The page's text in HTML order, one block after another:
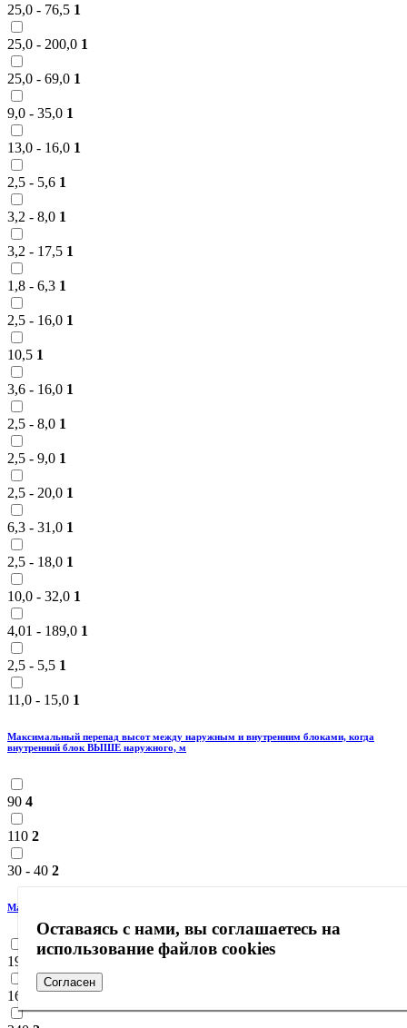
25,0 - 76,5 1
25,0 - 200,0 1
25,0 - 69,0 1
9,0 - 35,0 1
13,0 - 16,0 1
2,5 - 5,6 1
3,2 - 8,0 1
3,2 - 17,5 1
1,8 - 6,3 1
2,5 - 16,0 1
10,5 1
3,6 - 16,0 1
2,5 - 8,0 1
2,5 - 9,0 1
2,5 - 20,0 1
6,3 - 31,0 1
2,5 - 18,0 1
10,0 - 32,0 1
4,01 - 189,0 1
2,5 - 5,5 1
11,0 - 15,0 1
Максимальный перепад высот между наружным и внутренним блоками, когда
внутренний блок ВЫШЕ наружного, м
90 4
110 2
30 - 40 2
Максимальная длина между наружным и внутренним блоками, м
190
165 3
Оставаясь с нами, вы соглашаетесь на
использование файлов cookies
Согласен